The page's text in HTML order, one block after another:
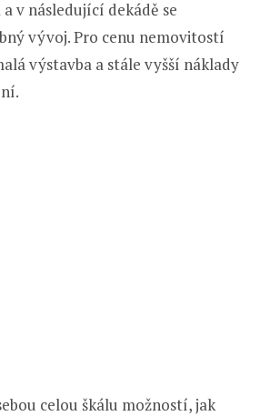
v následující dekádě se
vývoj. Pro cenu nemovitostí
výstavba a stále vyšší náklady
celou škálu možností, jak